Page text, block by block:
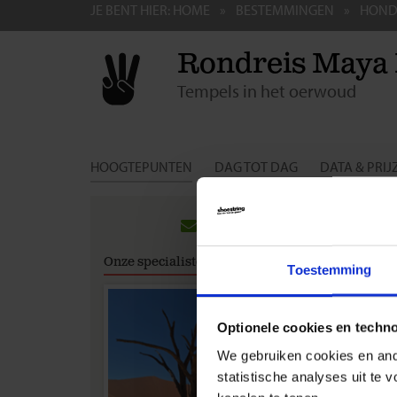
Toestemming
Optionele cookies en
We gebruiken cookies en
statistische analyses uit te
JE BENT HIER: HOME BESTEMMINGEN
Rondreis Maya
Tempels in het oerwoud
HOOGTEPUNTEN DAG TOT DAG DATA &
Onze specialisten
Ben je
reis